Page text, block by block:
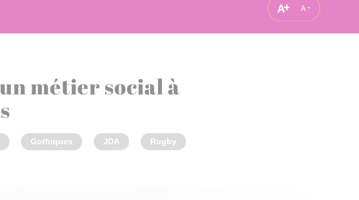
A A
métier social à
Gothiques JDA Rugby